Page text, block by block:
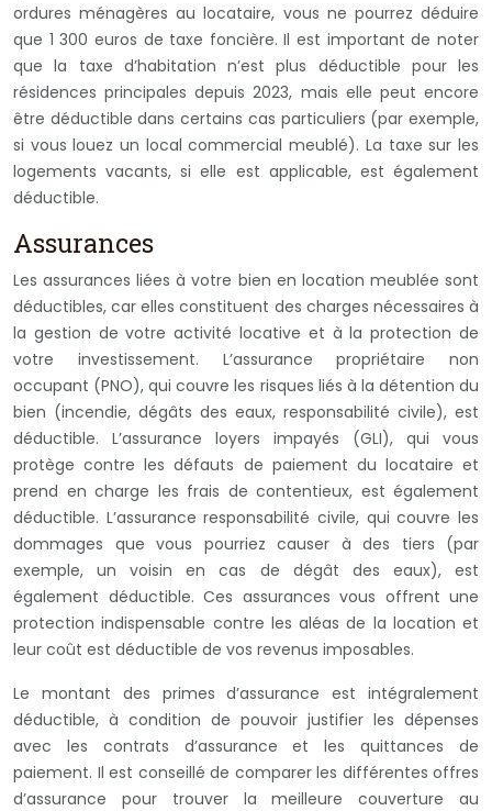
ordures ménagères au locataire, vous ne pourrez déduire
que 1 300 euros de taxe foncière. Il est important de noter
que la taxe d’habitation n’est plus déductible pour les
résidences principales depuis 2023, mais elle peut encore
être déductible dans certains cas particuliers (par exemple,
si vous louez un local commercial meublé). La taxe sur les
logements vacants, si elle est applicable, est également
déductible.
Assurances
Les assurances liées à votre bien en location meublée sont
déductibles, car elles constituent des charges nécessaires à
la gestion de votre activité locative et à la protection de
votre investissement. L’assurance propriétaire non
occupant (PNO), qui couvre les risques liés à la détention du
bien (incendie, dégâts des eaux, responsabilité civile), est
déductible. L’assurance loyers impayés (GLI), qui vous
protège contre les défauts de paiement du locataire et
prend en charge les frais de contentieux, est également
déductible. L’assurance responsabilité civile, qui couvre les
dommages que vous pourriez causer à des tiers (par
exemple, un voisin en cas de dégât des eaux), est
également déductible. Ces assurances vous offrent une
protection indispensable contre les aléas de la location et
leur coût est déductible de vos revenus imposables.
Le montant des primes d’assurance est intégralement
déductible, à condition de pouvoir justifier les dépenses
avec les contrats d’assurance et les quittances de
paiement. Il est conseillé de comparer les différentes offres
d’assurance pour trouver la meilleure couverture au